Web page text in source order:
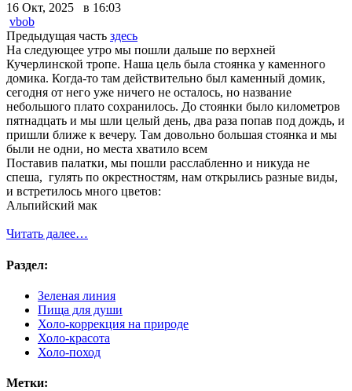
16 Окт, 2025 в 16:03
vbob
Предыдущая часть здесь
На следующее утро мы пошли дальше по верхней
Кучерлинской тропе. Наша цель была стоянка у каменного
домика. Когда-то там действительно был каменный домик,
сегодня от него уже ничего не осталось, но название
небольшого плато сохранилось. До стоянки было километров
пятнадцать и мы шли целый день, два раза попав под дождь, и
пришли ближе к вечеру. Там довольно большая стоянка и мы
были не одни, но места хватило всем
Поставив палатки, мы пошли расслабленно и никуда не
спеша, гулять по окрестностям, нам открылись разные виды,
и встретилось много цветов:
Альпийский мак
Читать далее…
Раздел:
Зеленая линия
Пища для души
Холо-коррекция на природе
Холо-красота
Холо-поход
Метки: